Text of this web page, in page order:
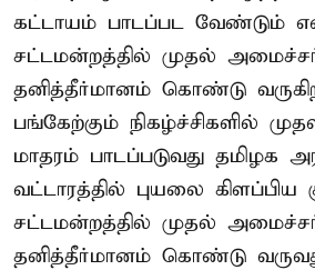
கட்டாயம் பாடப்பட வேண்டும் என
சட்டமன்றத்தில் முதல்
தனித்தீர்மானம் கொண்டு
பங்கேற்கும் நிகழ்ச்சிகளில்
மாதரம் பாடப்படுவது தமிழக
வட்டாரத்தில் புயலை
சட்டமன்றத்தில் முதல்
தனித்தீர்மானம் கொண்டு